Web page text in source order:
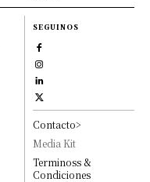
SEGUINOS
Contacto>
Media Kit
Terminoss &
Condiciones